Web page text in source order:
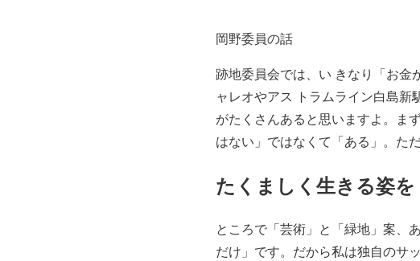
岡野委員の話
跡地委員会では、い きなり「お金
ャレオやアス トラムライン白島
がたくさんあると思いますよ。ま
はない」ではなくて「ある」。た
たくましく生きる姿
ところで「芸術」と「緑地」案、
だけ」です。だから私は独自のサ